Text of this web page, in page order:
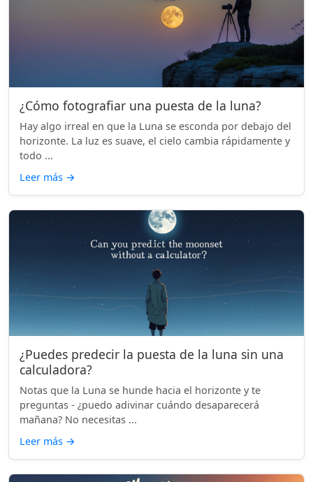
¿Cómo fotografiar una puesta de la luna?
Hay algo irreal en que la Luna se esconda por debajo del
horizonte. La luz es suave, el cielo cambia rápidamente y
todo ...
Leer más →
¿Puedes predecir la puesta de la luna sin una
calculadora?
Notas que la Luna se hunde hacia el horizonte y te
preguntas - ¿puedo adivinar cuándo desaparecerá
mañana? No necesitas ...
Leer más →